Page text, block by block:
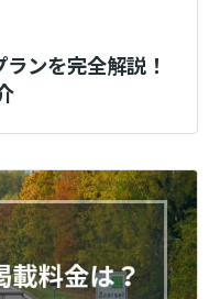
ンを完全解説！